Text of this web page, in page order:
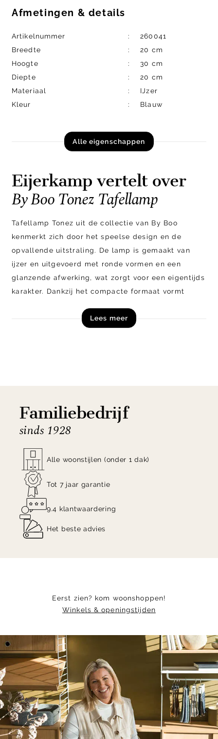
Afmetingen & details
Artikelnummer
260041
Breedte
20 cm
Hoogte
30 cm
Diepte
20 cm
Materiaal
IJzer
Kleur
Blauw
Alle eigenschappen
Eijerkamp vertelt over
By Boo Tonez Tafellamp
Tafellamp Tonez uit de collectie van By Boo
kenmerkt zich door het speelse design en de
opvallende uitstraling. De lamp is gemaakt van
ijzer en uitgevoerd met ronde vormen en een
glanzende afwerking, wat zorgt voor een eigentijds
karakter. Dankzij het compacte formaat vormt
bijzettafel of nachtkastje.Lees meer
Familiebedrijf
sinds 1928
Alle woonstijlen (onder 1 dak)
Tot 7 jaar garantie
9.4 klantwaardering
Het beste advies
Eerst zien? kom woonshoppen!
Winkels & openingstijden